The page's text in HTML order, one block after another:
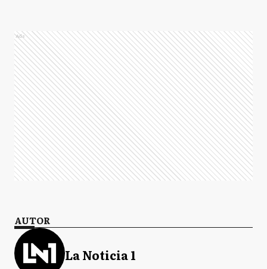
Ads
AUTOR
La Noticia 1